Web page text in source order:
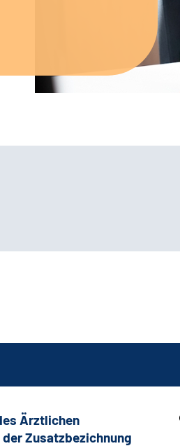
Ärztlichen
Zusatzbezichnung